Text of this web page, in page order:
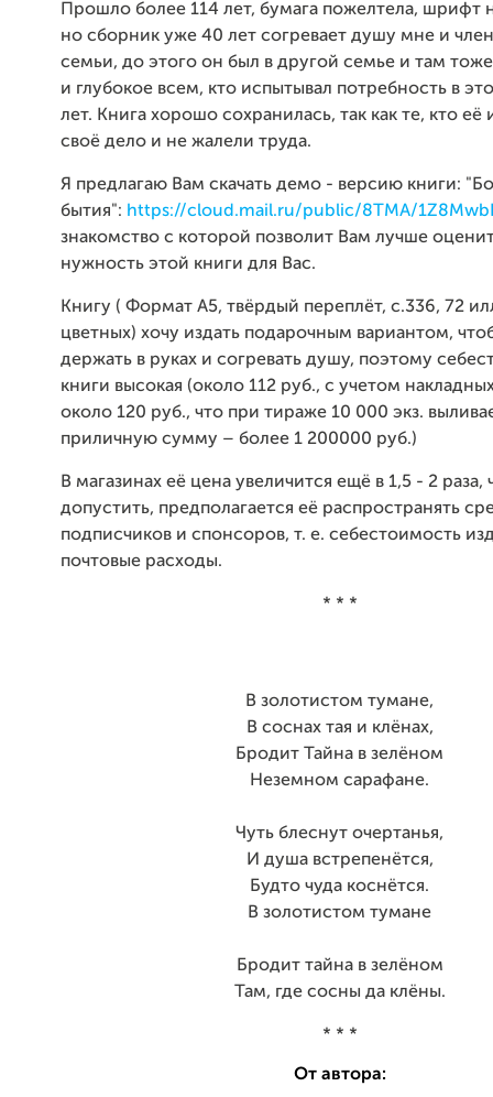
Прошло более 114 лет, бумага пожелтела, шрифт
но сборник уже 40 лет согревает душу мне и
семьи, до этого он был в другой семье и там
и глубокое всем, кто испытывал потребность в
лет. Книга хорошо сохранилась, так как те, кто её
своё дело и не жалели труда.
Я предлагаю Вам скачать демо - версию книги:
бытия": https://cloud.mail.ru/public/8TMA/
знакомство с которой позволит Вам лучше
нужность этой книги для Вас.
Книгу ( Формат А5, твёрдый переплёт, с.336, 72
цветных) хочу издать подарочным вариантом,
держать в руках и согревать душу, поэтому
книги высокая (около 112 руб., с учетом
около 120 руб., что при тираже 10 000 экз.
приличную сумму – более 1 200000 руб.)
В магазинах её цена увеличится ещё в 1,5 - 2 раза,
допустить, предполагается её распространять
подписчиков и спонсоров, т. е. себестоимость
почтовые расходы.
* * *
В золотистом тумане,
В соснах тая и клёнах,
Бродит Тайна в зелёном
Неземном сарафане.
Чуть блеснут очертанья,
И душа встрепенётся,
Будто чуда коснётся.
В золотистом тумане
Бродит тайна в зелёном
Там, где сосны да клёны.
* * *
От автора: